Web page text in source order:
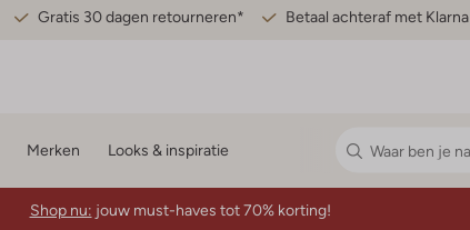
Gratis 30 dagen retourneren* Betaal achteraf met Klarna
Merken Looks & inspiratie
Shop nu: jouw must-haves tot 70% korting!